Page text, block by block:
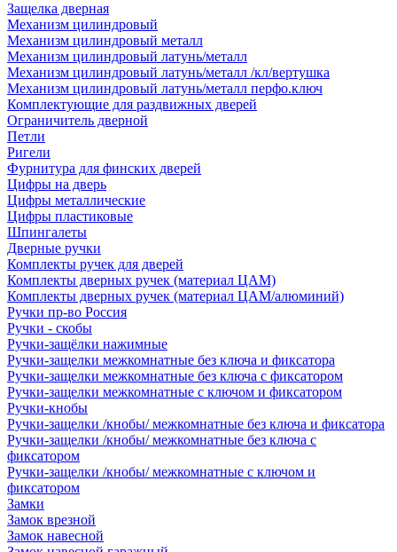
Защелка дверная
Механизм цилиндровый
Механизм цилиндровый металл
Механизм цилиндровый латунь/металл
Механизм цилиндровый латунь/металл /кл/вертушка
Механизм цилиндровый латунь/металл перфо.ключ
Комплектующие для раздвижных дверей
Ограничитель дверной
Петли
Ригели
Фурнитура для финских дверей
Цифры на дверь
Цифры металлические
Цифры пластиковые
Шпингалеты
Дверные ручки
Комплекты ручек для дверей
Комплекты дверных ручек (материал ЦАМ)
Комплекты дверных ручек (материал ЦАМ/алюминий)
Ручки пр-во Россия
Ручки - скобы
Ручки-защёлки нажимные
Ручки-защелки межкомнатные без ключа и фиксатора
Ручки-защелки межкомнатные без ключа с фиксатором
Ручки-защелки межкомнатные с ключом и фиксатором
Ручки-кнобы
Ручки-защелки /кнобы/ межкомнатные без ключа и фиксатора
Ручки-защелки /кнобы/ межкомнатные без ключа с
фиксатором
Ручки-защелки /кнобы/ межкомнатные с ключом и
фиксатором
Замки
Замок врезной
Замок навесной